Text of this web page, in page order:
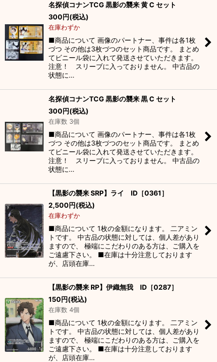
名探偵コナンTCG 黒影の襲来 黄 C セット
300円(税込)
在庫わずか
■商品について 画像のパートナー、事件は各1枚
づつ その他は3枚づつのセット商品です。 まとめ
てビニール袋に入れて発送させていただきます。
注意！ スリーブに入っておりません。 中古品の
状態に…
名探偵コナンTCG 黒影の襲来 黒 C セット
300円(税込)
在庫数 3個
■商品について 画像のパートナー、事件は各1枚
づつ その他は3枚づつのセット商品です。 まとめ
てビニール袋に入れて発送させていただきます。
注意！ スリーブに入っておりません。 中古品の
状態に…
【黒影の襲来 SRP】ライ ID［0361］
2,500円(税込)
在庫わずか
■商品について 1枚の金額になります。 二アミン
トです。 中古品の状態に対しては、個人差があり
ますので、 極端にこだわりのある方は、ご購入を
ご遠慮下さい。 ■在庫は十分注意しております
が、店頭在庫…
【黒影の襲来 RP】伊織無我 ID［0287］
150円(税込)
在庫数 4個
■商品について 1枚の金額になります。 二アミン
トです。 中古品の状態に対しては、個人差があり
ますので、 極端にこだわりのある方は、ご購入を
ご遠慮下さい。 ■在庫は十分注意しております
が、店頭在庫…